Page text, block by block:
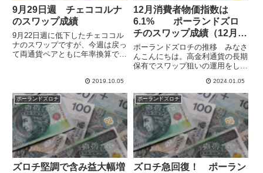
9月29日週 チェココルナ
のスワップ成績
9月22日週に低下したチェココル
ナのスワップですが、今週は戻っ
て両通貨ペアともに年率換算で
ラーな1,435円でしたが、今週は
1,938円で、年22.4％となりまし
た。また、ズロチほ...
2019.10.05
12月消費者物価指数は
6.1% ポーランドズロ
チのスワップ成績（12月
24日週）
ポーランドズロチの推移 みなさ
んこんにちは。高金利通貨の長期
保有でスワップ狙いの運用をして
ロチとチェココルナは対ユーロで
変動が小さく、為替の面では安定
しています。一方で、ユーロ圏の
金利引き上げで金利差が縮小
し、...
2024.01.05
ポーランドズロチ
ズロチ堅調で含み益大幅増
ポーランドズロチ
ズロチ急回復！ ポーラン